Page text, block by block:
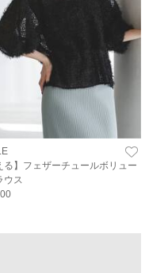
る】フェザーチュールボリュー
ウス